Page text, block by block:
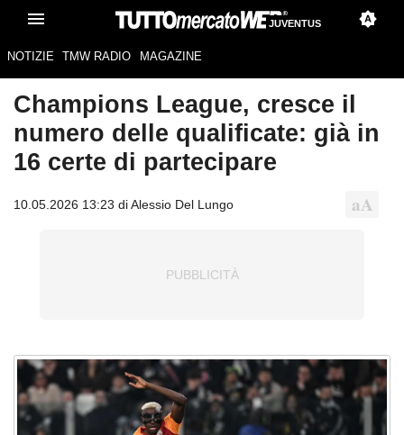
JUVENTUS
NOTIZIE TMW RADIO MAGAZINE
Champions League, cresce il
numero delle qualificate: già in
16 certe di partecipare
10.05.2026 13:23 di Alessio Del Lungo